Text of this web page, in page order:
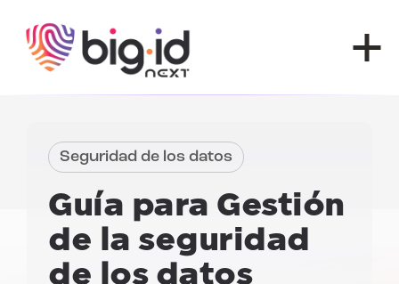
Seguridad de los datos
Guía para Gestión
de la seguridad
de los datos